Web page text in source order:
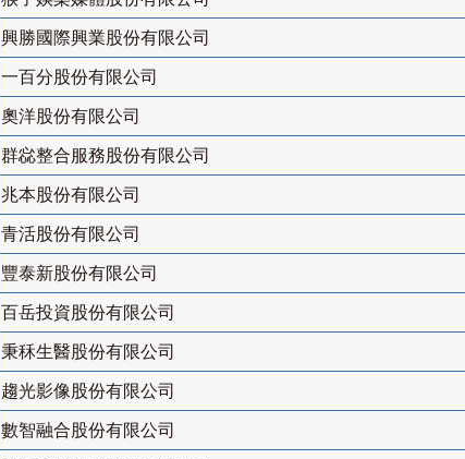
興勝國際興業股份有限公司
一百分股份有限公司
奧洋股份有限公司
群惢整合服務股份有限公司
兆本股份有限公司
青活股份有限公司
豐泰新股份有限公司
百岳投資股份有限公司
秉秝生醫股份有限公司
趨光影像股份有限公司
數智融合股份有限公司